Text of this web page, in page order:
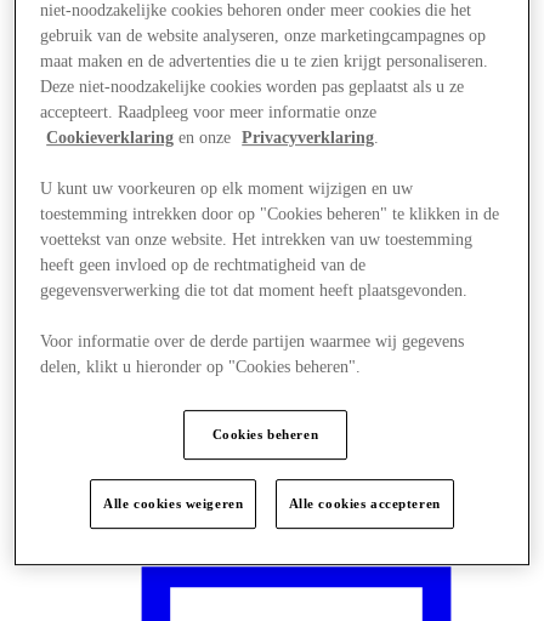
Plan je bezoek
niet-noodzakelijke cookies behoren onder meer cookies die het
gebruik van de website analyseren, onze marketingcampagnes op
maat maken en de advertenties die u te zien krijgt personaliseren.
Deze niet-noodzakelijke cookies worden pas geplaatst als u ze
accepteert. Raadpleeg voor meer informatie onze
Cookieverklaring en onze Privacyverklaring.
U kunt uw voorkeuren op elk moment wijzigen en uw
toestemming intrekken door op "Cookies beheren" te klikken in de
voettekst van onze website. Het intrekken van uw toestemming
heeft geen invloed op de rechtmatigheid van de
gegevensverwerking die tot dat moment heeft plaatsgevonden.
Voor informatie over de derde partijen waarmee wij gegevens
delen, klikt u hieronder op "Cookies beheren".
Cookies beheren
Alle cookies weigeren Alle cookies accepteren